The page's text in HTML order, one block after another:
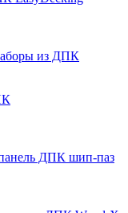
из ДПК
ДПК шип-паз